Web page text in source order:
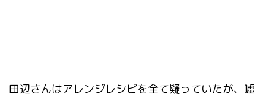
田辺さんはアレンジレシピを全て疑っていたが、嘘